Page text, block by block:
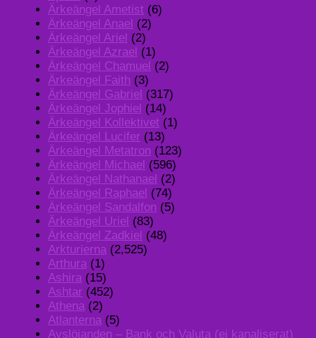
Ärkeängel Ametist (6)
Ärkeängel Anael (2)
Ärkeängel Ariel (2)
Ärkeängel Azrael (1)
Ärkeängel Chamuel (2)
Ärkeängel Faith (3)
Ärkeängel Gabriel (317)
Ärkeängel Jophiel (14)
Ärkeängel Kollektivet (1)
Ärkeängel Lucifer (13)
Ärkeängel Metatron (123)
Ärkeängel Michael (596)
Ärkeängel Nathanael (2)
Ärkeängel Raphael (74)
Ärkeängel Sandalfon (5)
Ärkeängel Uriel (83)
Ärkeängel Zadkiel (48)
Arkturierna (2,525)
Arthura (1)
Ashira (15)
Ashtar (452)
Athena (2)
Atlanterna (5)
Avslöjanden – Bank och Valuta (ej kanaliserat)